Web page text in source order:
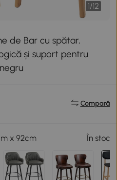
1/12
de Bar cu spătar,
și suport pentru
Compară
x 92cm În stoc